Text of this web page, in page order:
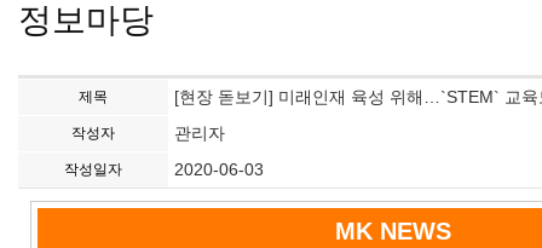
정보마당
제목 [현장 돋보기] 미래인재 육성 위해…`STEM` 교
작성자 관리자
작성일자 2020-06-03
MK NEWS